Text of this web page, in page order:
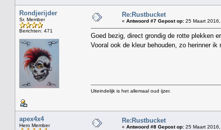
Rondjerijder
Sr. Member
Berichten: 471
Re:Rustbucket
« Antwoord #7 Gepost op: 25 Maart
Goed bezig, direct grondig de rotte plekken
Vooral ook de kleur behouden, zo herinner
Uiteindelijk is het allemaal oud ijzer.
apex4x4
Hero Member
Re:Rustbucket
« Antwoord #8 Gepost op: 25 Maart